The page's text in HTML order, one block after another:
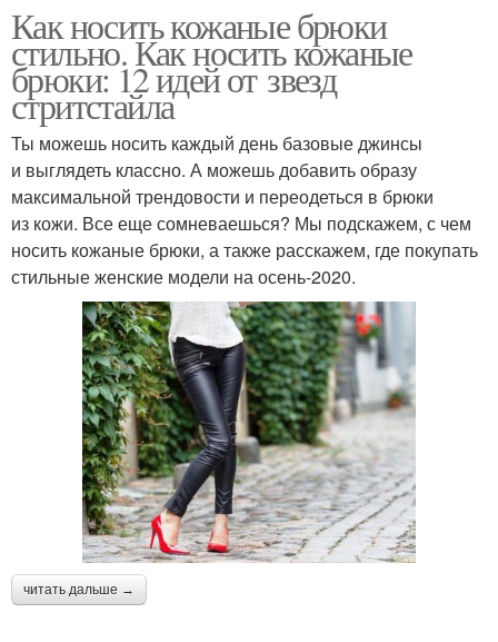
Как носить кожаные брюки
стильно. Как носить кожаные
брюки: 12 идей от звезд
стритстайла
Ты можешь носить каждый день базовые джинсы
и выглядеть классно. А можешь добавить образу
максимальной трендовости и переодеться в брюки
из кожи. Все еще сомневаешься? Мы подскажем, с чем
носить кожаные брюки, а также расскажем, где покупать
стильные женские модели на осень-2020.
читать дальше →